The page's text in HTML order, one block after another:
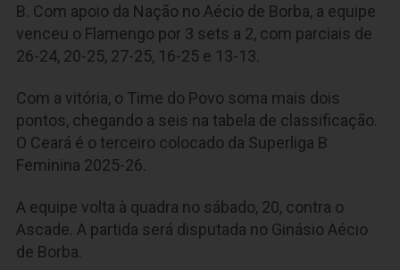
B. Com apoio da Nação no Aécio de Borba, a equipe
venceu o Flamengo por 3 sets a 2, com parciais de
26-24, 20-25, 27-25, 16-25 e 13-13.
Com a vitória, o Time do Povo soma mais dois
pontos, chegando a seis na tabela de classificação.
O Ceará é o terceiro colocado da Superliga B
Feminina 2025-26.
A equipe volta à quadra no sábado, 20, contra o
Ascade. A partida será disputada no Ginásio Aécio
de Borba.